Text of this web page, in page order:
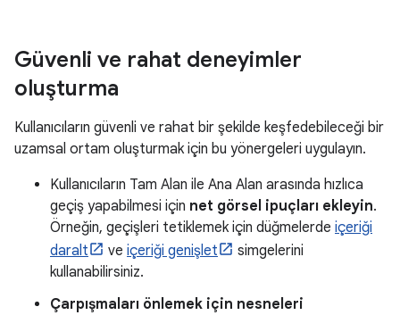
Güvenli ve rahat deneyimler
oluşturma
Kullanıcıların güvenli ve rahat bir şekilde keşfedebileceği bir
uzamsal ortam oluşturmak için bu yönergeleri uygulayın.
Kullanıcıların Tam Alan ile Ana Alan arasında hızlıca
geçiş yapabilmesi için net görsel ipuçları ekleyin.
Örneğin, geçişleri tetiklemek için düğmelerde içeriği
daralt
ve içeriği genişlet
simgelerini
kullanabilirsiniz.
Çarpışmaları önlemek için nesneleri